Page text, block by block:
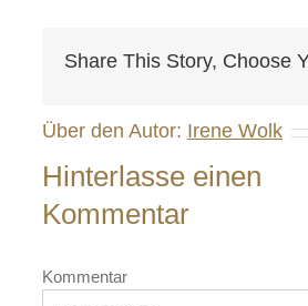
Share This Story, Choose
Über den Autor: Irene Wolk
Hinterlasse einen
Kommentar
Kommentar